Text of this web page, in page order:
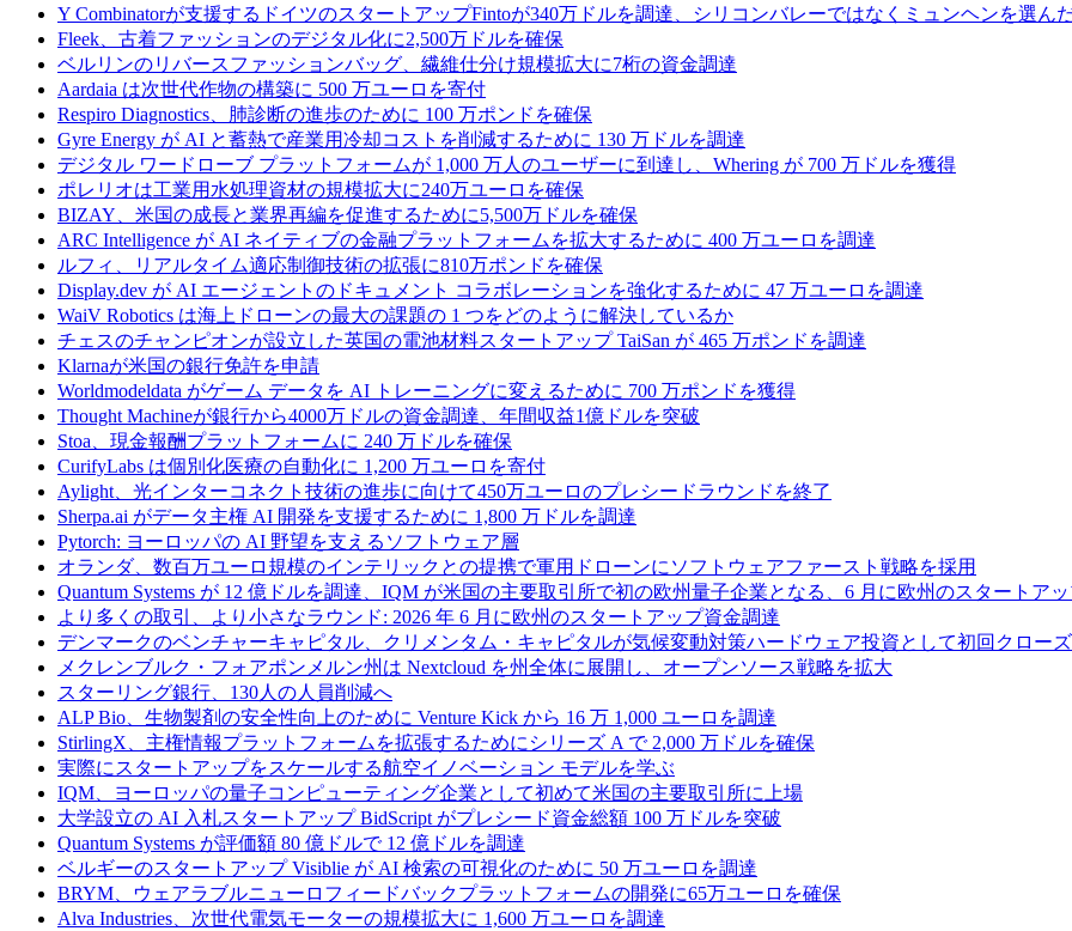
Y Combinatorが支援するドイツのスタートアップFintoが340万ドルを調達、シリコンバレーではなくミュンヘンを選ん
Fleek、古着ファッションのデジタル化に2,500万ドルを確保
ベルリンのリバースファッションバッグ、繊維仕分け規模拡大に7桁の資金調達
Aardaia は次世代作物の構築に 500 万ユーロを寄付
Respiro Diagnostics、肺診断の進歩のために 100 万ポンドを確保
Gyre Energy が AI と蓄熱で産業用冷却コストを削減するために 130 万ドルを調達
デジタル ワードローブ プラットフォームが 1,000 万人のユーザーに到達し、Whering が 700 万ドルを獲得
ポレリオは工業用水処理資材の規模拡大に240万ユーロを確保
BIZAY、米国の成長と業界再編を促進するために5,500万ドルを確保
ARC Intelligence が AI ネイティブの金融プラットフォームを拡大するために 400 万ユーロを調達
ルフィ、リアルタイム適応制御技術の拡張に810万ポンドを確保
Display.dev が AI エージェントのドキュメント コラボレーションを強化するために 47 万ユーロを調達
WaiV Robotics は海上ドローンの最大の課題の 1 つをどのように解決しているか
チェスのチャンピオンが設立した英国の電池材料スタートアップ TaiSan が 465 万ポンドを調達
Klarnaが米国の銀行免許を申請
Worldmodeldata がゲーム データを AI トレーニングに変えるために 700 万ポンドを獲得
Thought Machineが銀行から4000万ドルの資金調達、年間収益1億ドルを突破
Stoa、現金報酬プラットフォームに 240 万ドルを確保
CurifyLabs は個別化医療の自動化に 1,200 万ユーロを寄付
Aylight、光インターコネクト技術の進歩に向けて450万ユーロのプレシードラウンドを終了
Sherpa.ai がデータ主権 AI 開発を支援するために 1,800 万ドルを調達
Pytorch: ヨーロッパの AI 野望を支えるソフトウェア層
オランダ、数百万ユーロ規模のインテリックとの提携で軍用ドローンにソフトウェアファースト戦略を採用
Quantum Systems が 12 億ドルを調達、IQM が米国の主要取引所で初の欧州量子企業となる、6 月に欧州のスタートア
より多くの取引、より小さなラウンド: 2026 年 6 月に欧州のスタートアップ資金調達
デンマークのベンチャーキャピタル、クリメンタム・キャピタルが気候変動対策ハードウェア投資として初回クロー
メクレンブルク・フォアポンメルン州は Nextcloud を州全体に展開し、オープンソース戦略を拡大
スターリング銀行、130人の人員削減へ
ALP Bio、生物製剤の安全性向上のために Venture Kick から 16 万 1,000 ユーロを調達
StirlingX、主権情報プラットフォームを拡張するためにシリーズ A で 2,000 万ドルを確保
実際にスタートアップをスケールする航空イノベーション モデルを学ぶ
IQM、ヨーロッパの量子コンピューティング企業として初めて米国の主要取引所に上場
大学設立の AI 入札スタートアップ BidScript がプレシード資金総額 100 万ドルを突破
Quantum Systems が評価額 80 億ドルで 12 億ドルを調達
ベルギーのスタートアップ Visiblie が AI 検索の可視化のために 50 万ユーロを調達
BRYM、ウェアラブルニューロフィードバックプラットフォームの開発に65万ユーロを確保
Alva Industries、次世代電気モーターの規模拡大に 1,600 万ユーロを調達